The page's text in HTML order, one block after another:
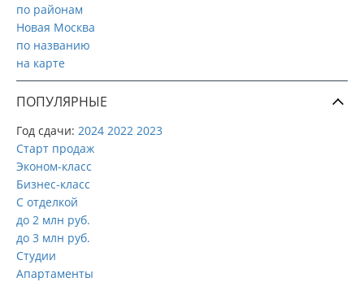
по районам
Новая Москва
по названию
на карте
ПОПУЛЯРНЫЕ
Год сдачи: 2024 2022 2023
Старт продаж
Эконом-класс
Бизнес-класс
С отделкой
до 2 млн руб.
до 3 млн руб.
Студии
Апартаменты